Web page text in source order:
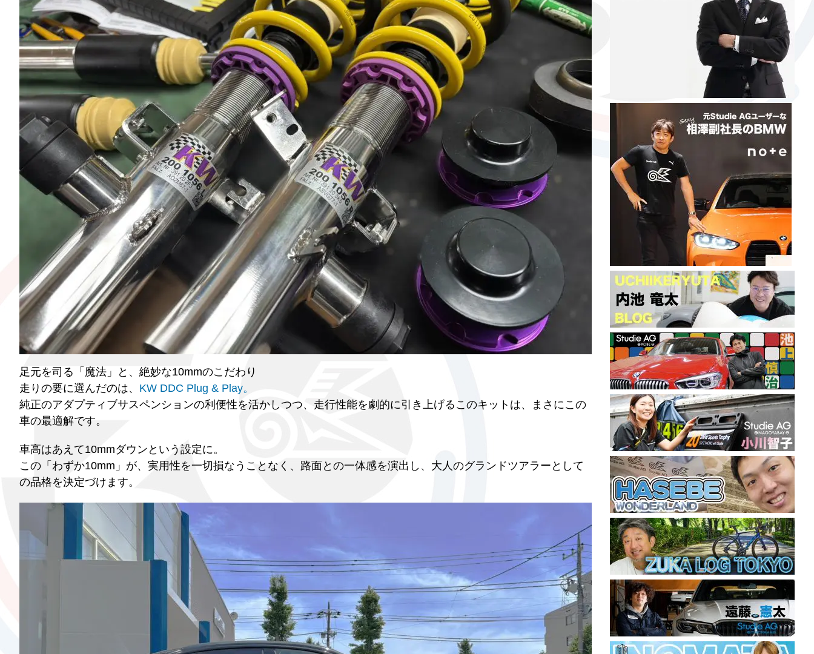
足元を司る「魔法」と、絶妙な10mmのこだわり
走りの要に選んだのは、 KW DDC Plug & Play。
純正のアダプティブサスペンションの利便性を活かしつつ、走行性能を劇的に引き上げるこのキットは、まさにこの
車の最適解です。
車高はあえて10mmダウンという設定に。
この「わずか10mm」が、実用性を一切損なうことなく、路面との一体感を演出し、大人のグランドツアラーとして
の品格を決定づけます。